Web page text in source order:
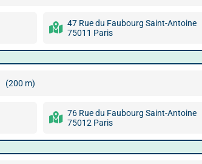
47 Rue du Faubourg Saint-Antoine
75011 Paris
(200 m)
76 Rue du Faubourg Saint-Antoine
75012 Paris